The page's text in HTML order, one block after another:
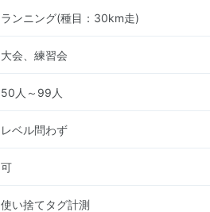
ランニング(種目：30km走)
大会、練習会
50人～99人
レベル問わず
可
使い捨てタグ計測